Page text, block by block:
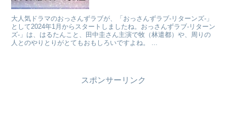
大人気ドラマのおっさんずラブが、「おっさんずラブ-リターンズ-」
として2024年1月からスタートしましたね。おっさんずラブ-リターン
ズ-」は、はるたんこと、田中圭さん主演で牧（林遣都）や、周りの
人とのやりとりがとてもおもしろいですよね。 ...
スポンサーリンク